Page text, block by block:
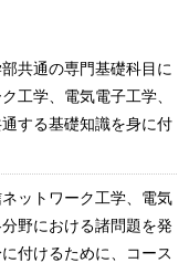
共通の専門基礎科目に
工学、電気電子工学、
する基礎知識を身に付
ットワーク工学、電気
野における諸問題を発
付けるために、コース